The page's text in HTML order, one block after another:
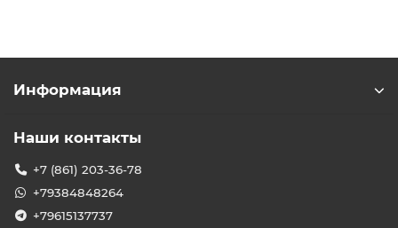
Информация
Наши контакты
+7 (861) 203-36-78
+79384848264
+79615137737